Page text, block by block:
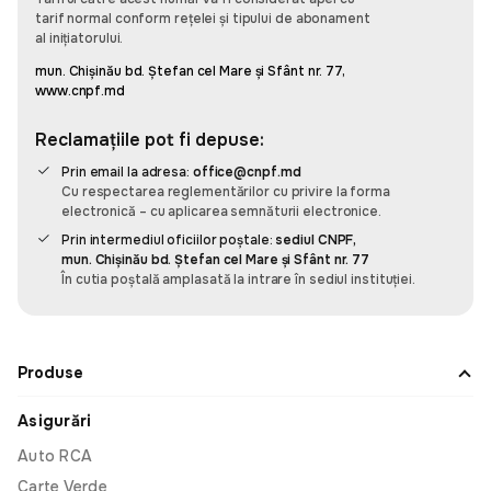
care apreciază timpul și eficiența.
Recomand, e super simplu să administrez
asigurările mașinilor din familiei și cele pe
companiei cu această aplicația omnis. E simplu și
datele familia salvate și cînd mergem în vacanță
fac asigurare cît ai spune pește.
Am fost surprins de cât de rapidă și prietenoasă a
fost experiența mea cu Omnis. De obicei, când
cumpăr ceva, am un pic de anxietate să nu
tarif normal conform rețelei și tipului de abonament
al inițiatorului.
mun. Chișinău bd. Ștefan cel Mare și Sfânt nr. 77,
www.cnpf.md
Reclamațiile pot fi depuse:
Prin email la adresa: office@cnpf.md
Cu respectarea reglementărilor cu privire la forma
electronică – cu aplicarea semnăturii electronice.
Prin intermediul oficiilor poștale: sediul CNPF,
mun. Chișinău bd. Ștefan cel Mare și Sfânt nr. 77
În cutia poștală amplasată la intrare în sediul instituției.
Produse
Asigurări
Auto RCA
Carte Verde